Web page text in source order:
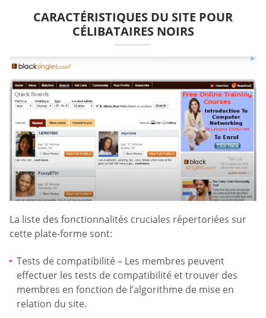
CARACTÉRISTIQUES DU SITE POUR
CÉLIBATAIRES NOIRS
La liste des fonctionnalités cruciales répertoriées sur
cette plate-forme sont:
Tests de compatibilité – Les membres peuvent
effectuer les tests de compatibilité et trouver des
membres en fonction de l’algorithme de mise en
relation du site.